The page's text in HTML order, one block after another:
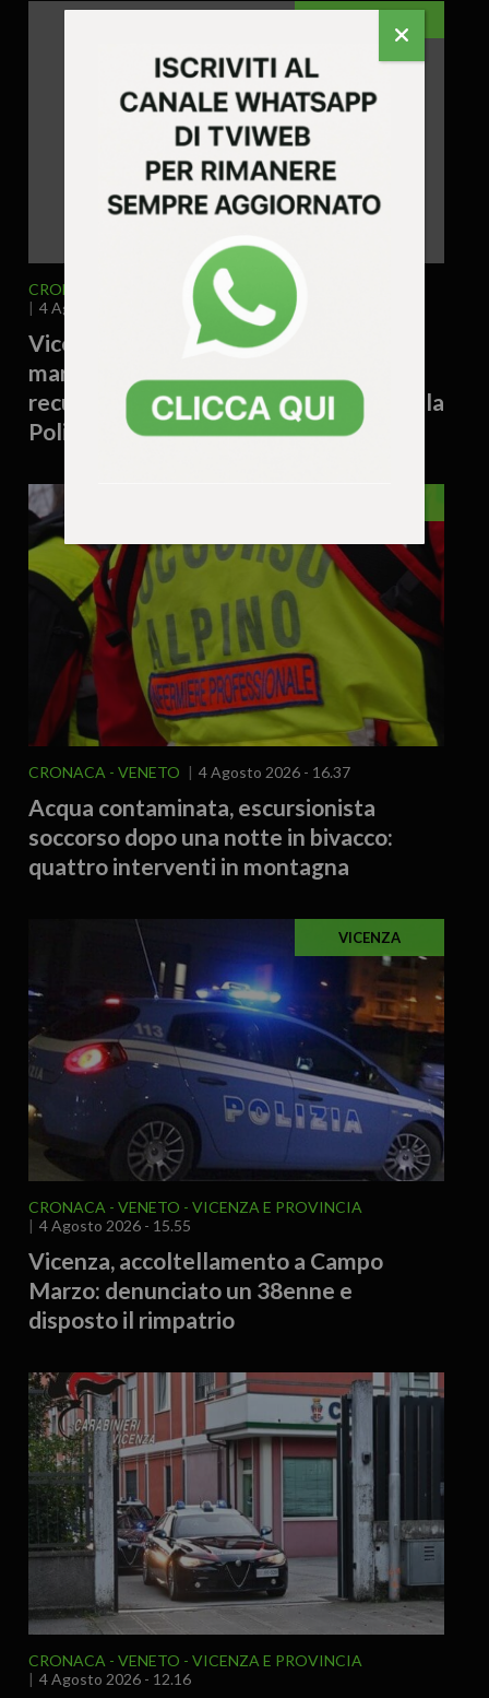
CRONACA
VICENZA E PROVINCIA
4 Agosto 2026 - 17.19
Vicenza – Tiene cinque piantine di
marijuana sul davanzale di casa:
recuperate dai rifiuti e sequestrate dalla
Polizia Locale
CRONACA VENETO 4 Agosto 2026 - 16.37
Acqua contaminata, escursionista
soccorso dopo una notte in bivacco:
quattro interventi in montagna
VICENZA
CRONACA VENETO
VICENZA E PROVINCIA
4 Agosto 2026 - 15.55
Vicenza, accoltellamento a Campo
Marzo: denunciato un 38enne e
disposto il rimpatrio
CRONACA VENETO
VICENZA E PROVINCIA
4 Agosto 2026 - 12.16